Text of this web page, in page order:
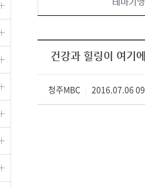
옥천
종영프로그램
테마기
건강과 힐링이 여기
청주MBC 2016.07.06